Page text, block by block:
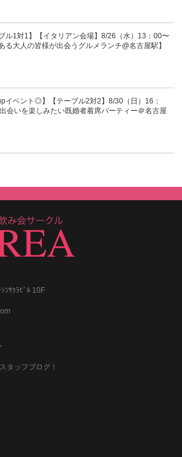
ブル1対1】【イタリアン会場】8/26（水）13：00〜
る大人の皆様が出会うグルメランチ@名古屋駅】
イベント◎】【テーブル2対2】8/30（日）16：
会いを楽しみたい既婚者着席パーティー＠名古屋
ｻｸﾗﾋﾞﾙ 10F
タッフブログ！